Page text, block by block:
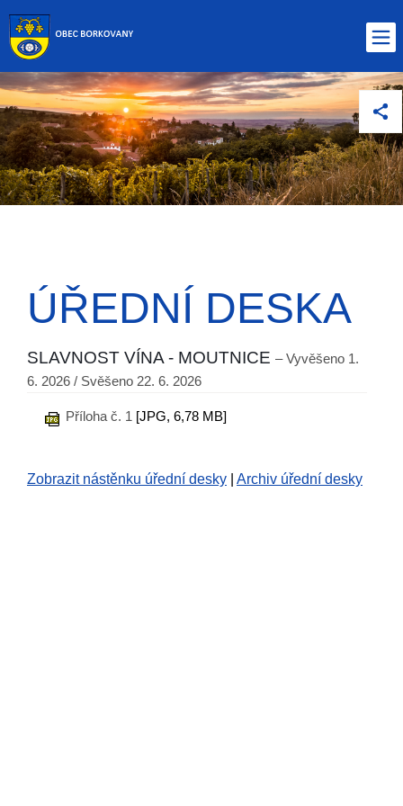
ÚŘEDNÍ DESKA
SLAVNOST VÍNA - MOUTNICE – Vyvěšeno 1.
6. 2026 / Svěšeno 22. 6. 2026
Příloha č. 1 [JPG, 6,78 MB]
Zobrazit nástěnku úřední desky Archiv úřední desky